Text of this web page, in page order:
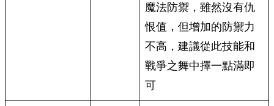
魔法防禦，雖然沒有仇
恨值，但增加的防禦力
不高，建議從此技能和
戰爭之舞中擇一點滿即
可